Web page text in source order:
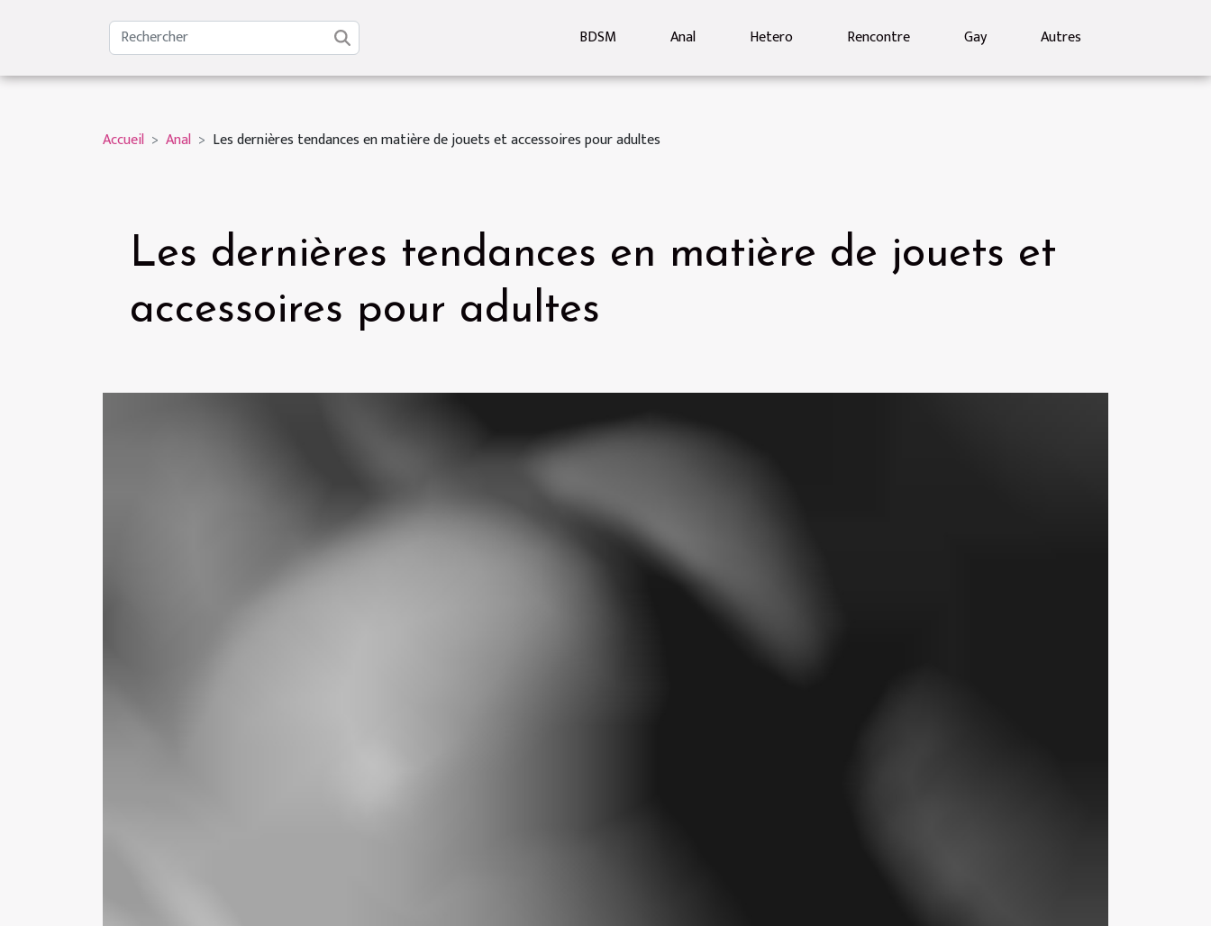
BDSM Anal Hetero Rencontre Gay Autres
Accueil Anal Les dernières tendances en matière de jouets et accessoires pour adultes
Les dernières tendances en matière de jouets et
accessoires pour adultes